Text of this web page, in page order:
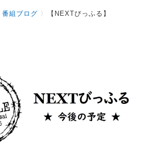
番組ブログ 〉 【NEXTびっふる】